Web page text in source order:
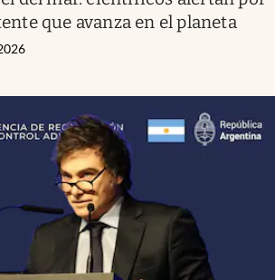
que avanza en el planeta